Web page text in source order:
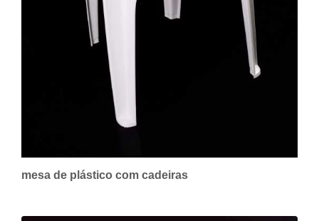
mesa de plástico com cadeiras